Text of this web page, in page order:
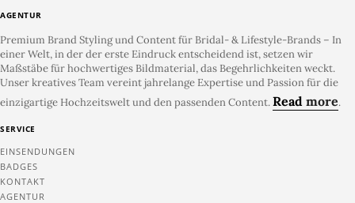
AGENTUR
Premium Brand Styling und Content für Bridal- & Lifestyle-Brands – In
einer Welt, in der der erste Eindruck entscheidend ist, setzen wir
Maßstäbe für hochwertiges Bildmaterial, das Begehrlichkeiten weckt.
Unser kreatives Team vereint jahrelange Expertise und Passion für die
einzigartige Hochzeitswelt und den passenden Content.Read more.
SERVICE
EINSENDUNGEN
BADGES
KONTAKT
AGENTUR